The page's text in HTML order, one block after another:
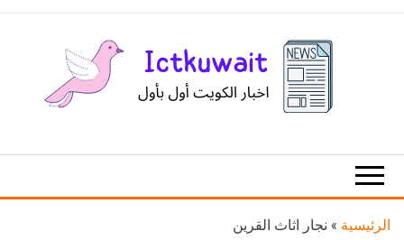
الكويت
الرئيسية » نجار اثاث القرين